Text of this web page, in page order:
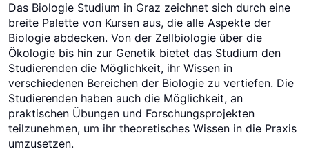
Das Biologie Studium in Graz zeichnet sich durch eine
breite Palette von Kursen aus, die alle Aspekte der
Biologie abdecken. Von der Zellbiologie über die
Ökologie bis hin zur Genetik bietet das Studium den
Studierenden die Möglichkeit, ihr Wissen in
verschiedenen Bereichen der Biologie zu vertiefen. Die
Studierenden haben auch die Möglichkeit, an
praktischen Übungen und Forschungsprojekten
teilzunehmen, um ihr theoretisches Wissen in die Praxis
umzusetzen.